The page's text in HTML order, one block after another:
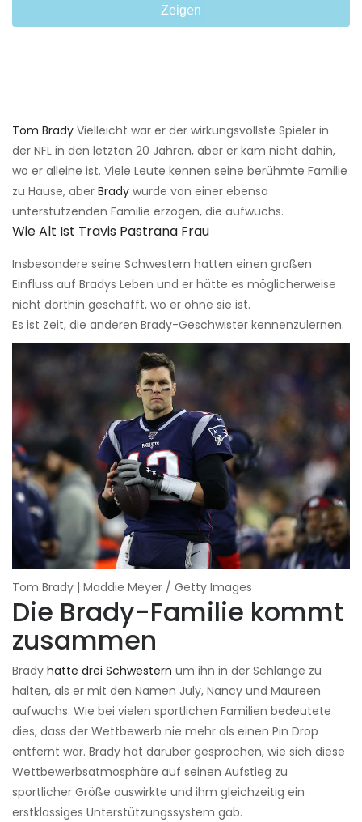
Zeigen
Tom Brady Vielleicht war er der wirkungsvollste Spieler in
der NFL in den letzten 20 Jahren, aber er kam nicht dahin,
wo er alleine ist. Viele Leute kennen seine berühmte Familie
zu Hause, aber Brady wurde von einer ebenso
unterstützenden Familie erzogen, die aufwuchs.
Wie Alt Ist Travis Pastrana Frau
Insbesondere seine Schwestern hatten einen großen
Einfluss auf Bradys Leben und er hätte es möglicherweise
nicht dorthin geschafft, wo er ohne sie ist.
Es ist Zeit, die anderen Brady-Geschwister kennenzulernen.
Tom Brady | Maddie Meyer / Getty Images
Die Brady-Familie kommt
zusammen
Brady hatte drei Schwestern um ihn in der Schlange zu
halten, als er mit den Namen July, Nancy und Maureen
aufwuchs. Wie bei vielen sportlichen Familien bedeutete
dies, dass der Wettbewerb nie mehr als einen Pin Drop
entfernt war. Brady hat darüber gesprochen, wie sich diese
Wettbewerbsatmosphäre auf seinen Aufstieg zu
sportlicher Größe auswirkte und ihm gleichzeitig ein
erstklassiges Unterstützungssystem gab.